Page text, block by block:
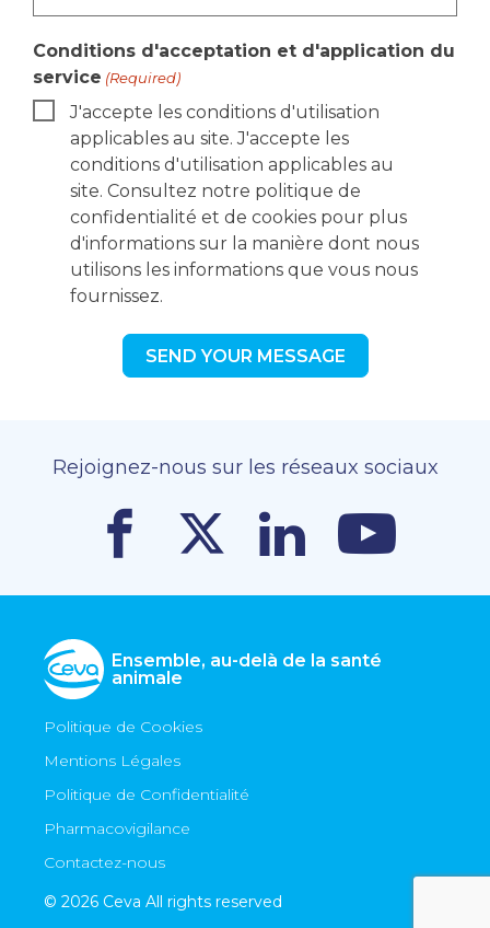
Conditions d'acceptation et d'application du
service (Required)
J'accepte les conditions d'utilisation
applicables au site. J'accepte les
conditions d'utilisation applicables au
site. Consultez notre politique de
confidentialité et de cookies pour plus
d'informations sur la manière dont nous
utilisons les informations que vous nous
fournissez.
Rejoignez-nous sur les réseaux sociaux
Ensemble, au-delà de la santé
animale
Politique de Cookies
Mentions Légales
Politique de Confidentialité
Pharmacovigilance
Contactez-nous
© 2026 Ceva All rights reserved